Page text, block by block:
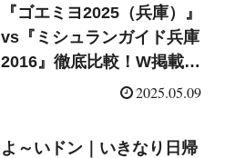
『ゴエミヨ2025（兵庫）』
vs『ミシュランガイド兵庫
2016』徹底比較！W掲載店
2025.05.09
よ～いドン｜いきなり日帰